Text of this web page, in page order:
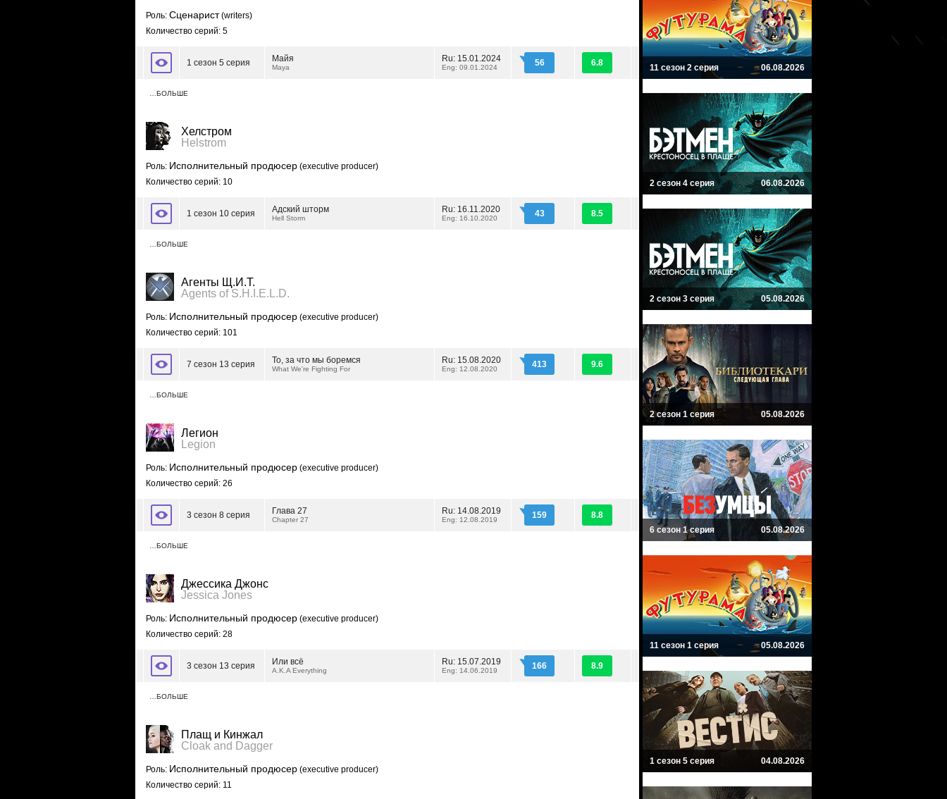
Роль: Сценарист(writers)
Количество серий: 5
1 сезон 5 серия Майя
Maya
Ru: 15.01.2024
Eng: 09.01.2024 56 6.8
…БОЛЬШЕ
Хелстром
Helstrom
Роль: Исполнительный продюсер (executive producer)
Количество серий: 10
1 сезон 10 серия Адский шторм
Hell Storm
Ru: 16.11.2020
Eng: 16.10.2020 43 8.5
…БОЛЬШЕ
Агенты Щ.И.Т.
Agents of S.H.I.E.L.D.
Роль: Исполнительный продюсер (executive producer)
Количество серий: 101
7 сезон 13 серия То, за что мы боремся
What We're Fighting For
Ru: 15.08.2020
Eng: 12.08.2020 413 9.6
…БОЛЬШЕ
Легион
Legion
Роль: Исполнительный продюсер (executive producer)
Количество серий: 26
3 сезон 8 серия Глава 27
Chapter 27
Ru: 14.08.2019
Eng: 12.08.2019 159 8.8
…БОЛЬШЕ
Джессика Джонс
Jessica Jones
Роль: Исполнительный продюсер (executive producer)
Количество серий: 28
3 сезон 13 серия Или всё
A.K.A Everything
Ru: 15.07.2019
Eng: 14.06.2019 166 8.9
…БОЛЬШЕ
Плащ и Кинжал
Cloak and Dagger
Роль: Исполнительный продюсер (executive producer)
Количество серий: 11
11 сезон 2 серия 06.08.2026
2 сезон 4 серия 06.08.2026
2 сезон 3 серия 05.08.2026
2 сезон 1 серия 05.08.2026
6 сезон 1 серия 05.08.2026
11 сезон 1 серия 05.08.2026
1 сезон 5 серия 04.08.2026